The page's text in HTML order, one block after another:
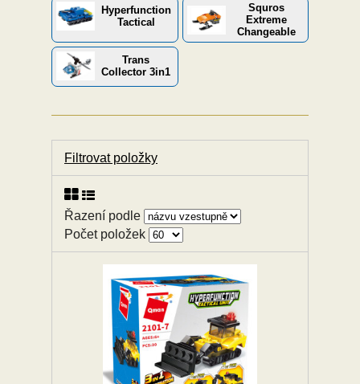
Hyperfunction
Tactical
Squros
Extreme
Changeable
Trans
Collector 3in1
Filtrovat položky
Řazení podle
Počet položek